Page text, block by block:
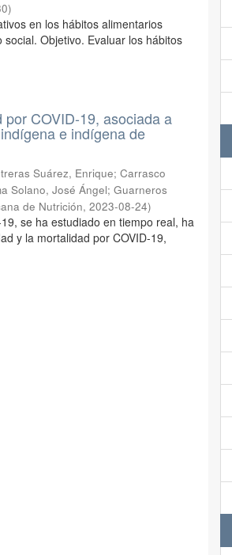
)
en los hábitos alimentarios
Objetivo. Evaluar los hábitos
COVID-19, asociada a
e indígena de
Suárez, Enrique;Carrasco
Solano, José Ángel;Guarneros
de Nutrición,2023-08-24)
se ha estudiado en tiempo real, ha
y la mortalidad por COVID-19,